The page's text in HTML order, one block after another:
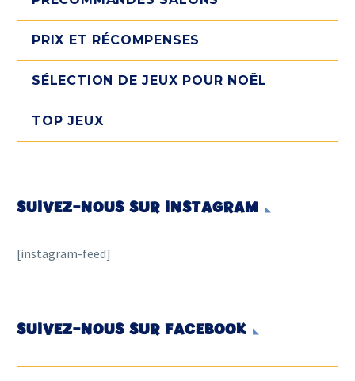
PRIX ET RÉCOMPENSES
SÉLECTION DE JEUX POUR NOËL
TOP JEUX
SUIVEZ-NOUS SUR INSTAGRAM
[instagram-feed]
SUIVEZ-NOUS SUR FACEBOOK